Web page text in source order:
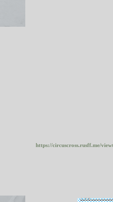
https://circuscross.rusff.me/